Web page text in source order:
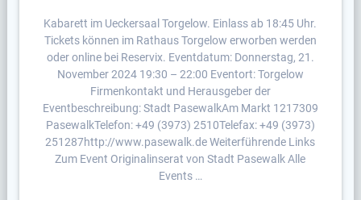
Kabarett im Ueckersaal Torgelow. Einlass ab 18:45 Uhr.
Tickets können im Rathaus Torgelow erworben werden
oder online bei Reservix. Eventdatum: Donnerstag, 21.
November 2024 19:30 – 22:00 Eventort: Torgelow
Firmenkontakt und Herausgeber der
Eventbeschreibung: Stadt PasewalkAm Markt 1217309
PasewalkTelefon: +49 (3973) 2510Telefax: +49 (3973)
251287http://www.pasewalk.de Weiterführende Links
Zum Event Originalinserat von Stadt Pasewalk Alle
Events …